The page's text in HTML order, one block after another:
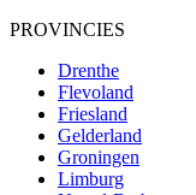
PROVINCIES
Drenthe
Flevoland
Friesland
Gelderland
Groningen
Limburg